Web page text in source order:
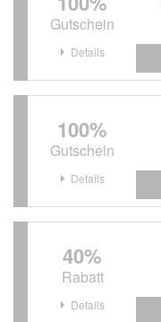
Gutschein
Details
100%
Gutschein
Details
40%
Rabatt
Details